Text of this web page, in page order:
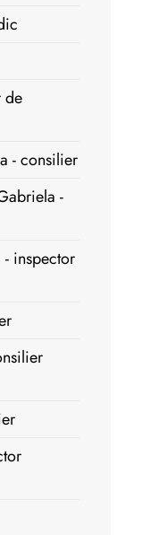
de
- consilier
-
inspector